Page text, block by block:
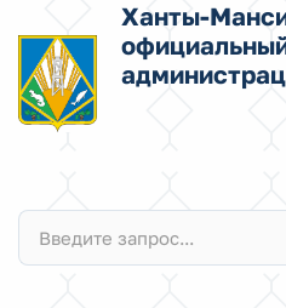
Ханты-